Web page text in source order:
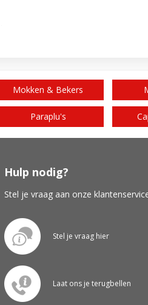
Mokken & Bekers
Paraplu's
Hulp nodig?
Stel je vraag aan onze
Stel je vraag hier
Laat ons je terugbellen